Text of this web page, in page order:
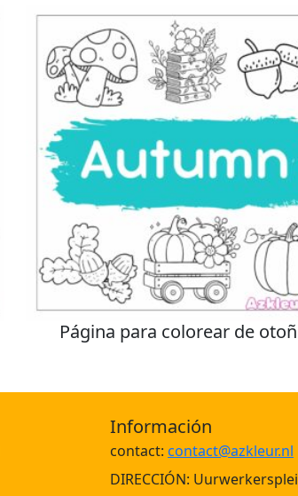
Página para colorear de
Información
contact: contact@azkleur.nl
DIRECCIÓN: